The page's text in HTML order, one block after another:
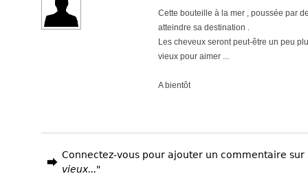
Cette bouteille à la mer , poussée par
atteindre sa destination .
Les cheveux seront peut-être un peu
vieux pour aimer ...
A bientôt
Connectez-vous pour ajouter un commentaire sur
vieux..."